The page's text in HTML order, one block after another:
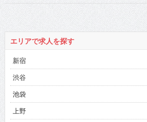
エリアで求人を探す
新宿
渋谷
池袋
上野